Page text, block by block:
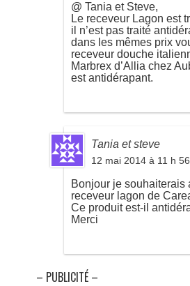
@ Tania et Steve,
Le receveur Lagon est
il n’est pas traité
dans les mêmes prix
receveur douche
Marbrex d’Allia chez
est antidérapant.
Tania et steve
12 mai 2014 à 11 h
Bonjour je souhaiterais
receveur lagon de
Ce produit est-il
Merci
– PUBLICITÉ –